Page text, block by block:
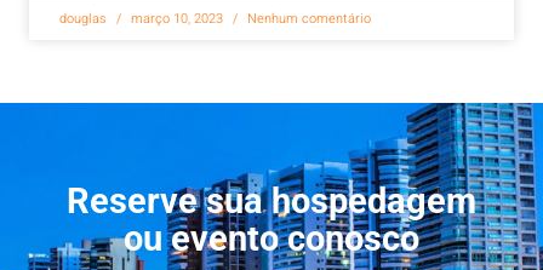
douglas março 10, 2023 Nenhum comentário
Reserve sua hospedagem
ou evento conosco